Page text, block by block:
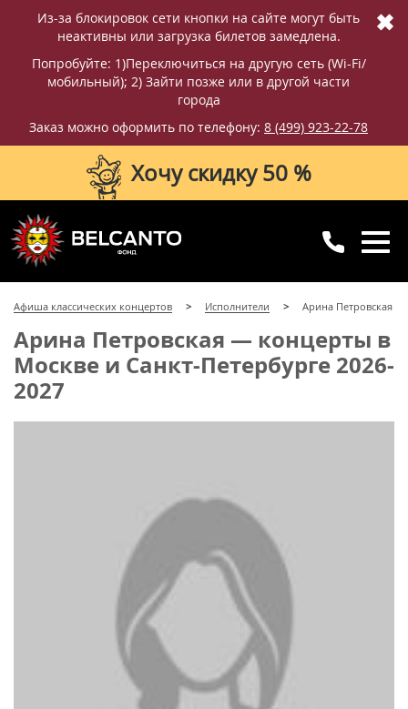
Из-за блокировок сети кнопки на сайте могут быть
неактивны или загрузка билетов замедлена.
Попробуйте: 1)Переключиться на другую сеть (Wi-Fi/
мобильный); 2) Зайти позже или в другой части
города
Заказ можно оформить по телефону: 8 (499) 923-22-78
✖
Хочу скидку 50 %
8 (499) 923-22-78
8 (800) 770-09-71
для регионов
Афиша классических концертов Исполнители Арина Петровская
Арина Петровская — концерты в
Москве и Санкт-Петербурге 2026-
2027